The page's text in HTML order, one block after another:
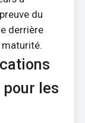
du
derrière
les